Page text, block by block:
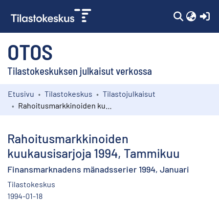
OTOS
Tilastokeskuksen julkaisut verkossa
Kokoelmat
Etusivu Tilastokeskus
Tilastojulkaisut
Rahoitusmarkkinoiden
kuukausisarjoja 1994, Tammikuu
Finansmarknadens mänadsserier 1994, Januari
Tilastokeskus
1994-01-18